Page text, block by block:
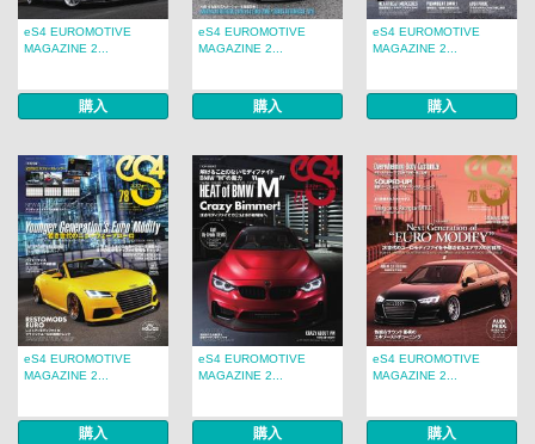
eS4 EUROMOTIVE
MAGAZINE 2...
購入
eS4 EUROMOTIVE
MAGAZINE 2...
購入
eS4 EUROMOTIVE
MAGAZINE 2...
購入
eS4 EUROMOTIVE
MAGAZINE 2...
購入
eS4 EUROMOTIVE
MAGAZINE 2...
購入
eS4 EUROMOTIVE
MAGAZINE 2...
購入